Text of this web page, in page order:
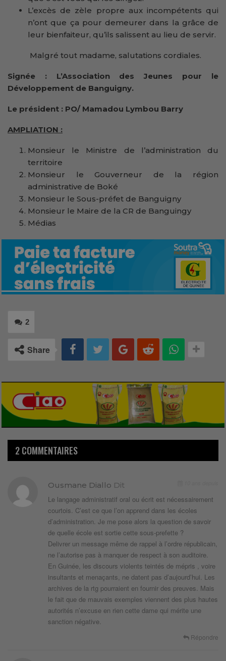
L’excès de zèle propre aux incompétents qui
n’ont que ça pour demeurer dans la grâce de
leur bienfaiteur, qu’ils salissent au lieu de servir.
Malgré tout madame, salutations cordiales.
Signée : L’Association des Jeunes pour le
Développement de Banguigny.
Le président : PO/ Mamadou Lymbou Barry
AMPLIATION :
Monsieur le Ministre de l’administration du
territoire
Monsieur le Gouverneur de la région
administrative de Boké
Monsieur le Sous-préfet de Banguigny
Monsieur le Maire de la CR de Banguingy
Médias
2
Share
2 COMMENTAIRES
Ousmane Diallo Dit
Le langage administratif oral ou écrit est nécessairement
courtois. C’est ce que l’on apprend dans les écoles
d’administration. Je me pose alors la question de savoir
de quelle école est sortie cette sous-prefette ?
Delivrer un message même de rappel à l’ordre républicain,
ne l’autorise pas à manquer de respect à son auditoire.
En Guinée, les discours violents teintés de mépris , voire
insultants et menaçants, ne datent pas d’aujourd’hui. Les
archives de la rtg pourraient en fournir des preuves. Mais
le fait que de mauvais exemples viennent des plus hautes
autorités n’excuse en rien cette dame qui mérite une
sanction négative.
Répondre